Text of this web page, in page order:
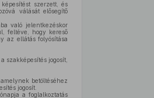
szerzett, és
válását elősegítő
való jelentkezéskor
feltéve, hogy kereső
az ellátás folyósítása
szakképesítés jogosít,
betöltéséhez
jogosít.
a foglalkoztatás